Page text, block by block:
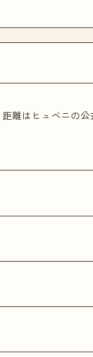
離はヒュベニの